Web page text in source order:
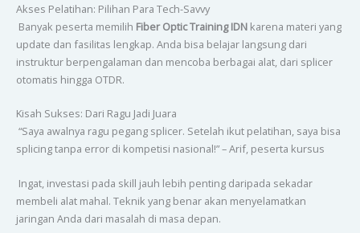
Akses Pelatihan: Pilihan Para Tech-Savvy
Banyak peserta memilih Fiber Optic Training IDNkarena materi yang
update dan fasilitas lengkap. Anda bisa belajar langsung dari
instruktur berpengalaman dan mencoba berbagai alat, dari splicer
otomatis hingga OTDR.
Kisah Sukses: Dari Ragu Jadi Juara
“Saya awalnya ragu pegang splicer. Setelah ikut pelatihan, saya bisa
splicing tanpa error di kompetisi nasional!” – Arif, peserta kursus
Ingat, investasi pada skill jauh lebih penting daripada sekadar
membeli alat mahal. Teknik yang benar akan menyelamatkan
jaringan Anda dari masalah di masa depan.